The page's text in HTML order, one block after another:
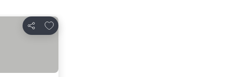
Jaa
Lisää suosikkeihin